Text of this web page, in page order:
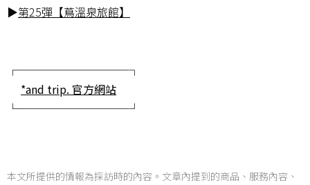
▶第25彈【蔦溫泉旅館】
┌──────────┐
*and trip. 官方網站
└──────────┘
本文所提供的情報為採訪時的內容。文章內提到的商品、服務內容、